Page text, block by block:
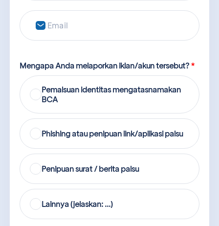
Mengapa Anda melaporkan iklan/akun tersebut?*
Pemalsuan identitas mengatasnamakan
BCA
Phishing atau penipuan link/aplikasi palsu
Penipuan surat / berita palsu
Lainnya (jelaskan: ...)